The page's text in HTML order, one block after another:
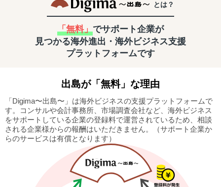
とは？
「無料」 でサポート企業が
見つかる海外進出・海外ビジネス支援
プラットフォームです
出島が「無料」な理由
「Digima〜出島〜」は海外ビジネスの支援プラットフォームで
す。
コンサルや会計事務所、市場調査会社など、海外ビジネス
をサポートしている企業の登録料で運営されているため、相談
される企業様からの報酬はいただきません。
（サポート企業か
らのサービスは有償となります）